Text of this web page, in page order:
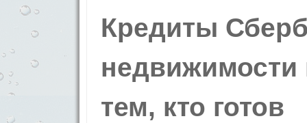
Кредиты
недвижимости
тем, кто готов